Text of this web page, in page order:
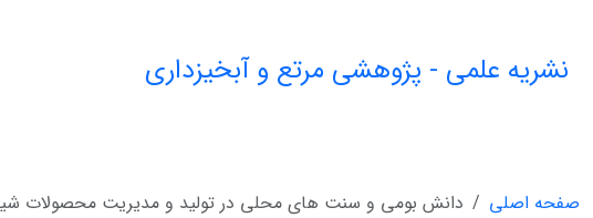
نشریه علمی - پژوهشی مرتع و آبخیزداری
صفحه اصلی دانش بومی و سنت های محلی در تولید و مدیریت محصولات